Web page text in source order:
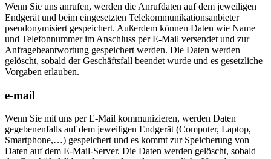
Wenn Sie uns anrufen, werden die Anrufdaten auf dem jeweiligen
Endgerät und beim eingesetzten Telekommunikationsanbieter
pseudonymisiert gespeichert. Außerdem können Daten wie Name
und Telefonnummer im Anschluss per E-Mail versendet und zur
Anfragebeantwortung gespeichert werden. Die Daten werden
gelöscht, sobald der Geschäftsfall beendet wurde und es gesetzliche
Vorgaben erlauben.
e-mail
Wenn Sie mit uns per E-Mail kommunizieren, werden Daten
gegebenenfalls auf dem jeweiligen Endgerät (Computer, Laptop,
Smartphone,…) gespeichert und es kommt zur Speicherung von
Daten auf dem E-Mail-Server. Die Daten werden gelöscht, sobald